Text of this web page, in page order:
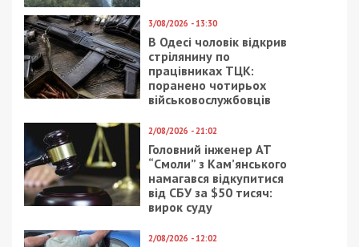
3/08/2026 - 13:30
В Одесі чоловік відкрив
стрілянину по
працівниках ТЦК:
поранено чотирьох
військовослужбовців
2/08/2026 - 21:02
Головний інженер АТ
“Смоли” з Кам’янського
намагався відкупитися
від СБУ за $50 тисяч:
вирок суду
2/08/2026 - 12:02